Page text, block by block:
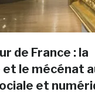
de France : la
le mécénat
et